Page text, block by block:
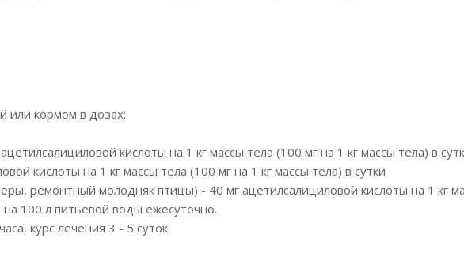
или кормом в дозах:
кислоты на 1 кг массы тела (100 мг на 1 кг массы тела) в
кислоты на 1 кг массы тела (100 мг на 1 кг массы тела) в сутки
ремонтный молодняк птицы) - 40 мг ацетилсалициловой кислоты на 1 кг
на 100 л питьевой воды ежесуточно.
курс лечения 3 - 5 суток.